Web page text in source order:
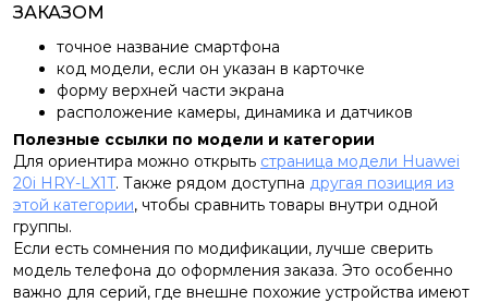
ЗАКАЗОМ
точное название смартфона
код модели, если он указан в карточке
форму верхней части экрана
расположение камеры, динамика и датчиков
Полезные ссылки по модели и категории
Для ориентира можно открыть страница модели Huawei
20i HRY-LX1T. Также рядом доступна другая позиция из
этой категории, чтобы сравнить товары внутри одной
группы.
Если есть сомнения по модификации, лучше сверить
модель телефона до оформления заказа. Это особенно
важно для серий, где внешне похожие устройства имеют